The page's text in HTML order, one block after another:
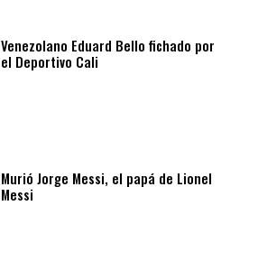
Venezolano Eduard Bello fichado por
el Deportivo Cali
Murió Jorge Messi, el papá de Lionel
Messi